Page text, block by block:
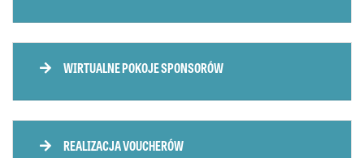
WIRTUALNE POKOJE SPONSORÓW
REALIZACJA VOUCHERÓW